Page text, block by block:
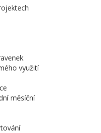
využití
měsíční